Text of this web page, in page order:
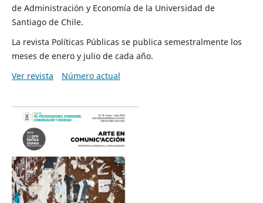
de Administración y Economía de la Universidad de
Santiago de Chile.
La revista Políticas Públicas se publica semestralmente los
meses de enero y julio de cada año.
Ver revista
Número actual